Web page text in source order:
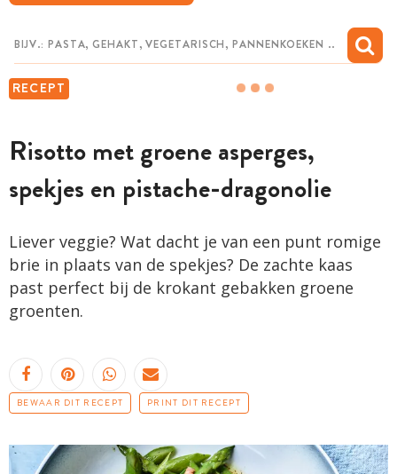
RECEPT
Risotto met groene asperges,
spekjes en pistache-dragonolie
Liever veggie? Wat dacht je van een punt romige
brie in plaats van de spekjes? De zachte kaas
past perfect bij de krokant gebakken groene
groenten.
BEWAAR DIT RECEPT PRINT DIT RECEPT
MIJN BEWAARDE RECEPTEN